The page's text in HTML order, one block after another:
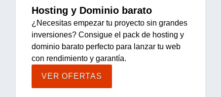
Hosting y Dominio barato
¿Necesitas empezar tu proyecto sin grandes
inversiones? Consigue el pack de hosting y
dominio barato perfecto para lanzar tu web
con rendimiento y garantía.
VER OFERTAS